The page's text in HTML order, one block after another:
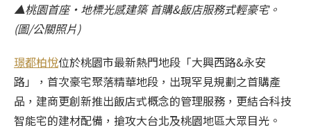
▲桃園首座‧地標光感建築 首購&飯店服務式輕豪宅。
(圖/公關照片)
璟都柏悅位於桃園市最新熱門地段「大興西路&永安
路」，首次豪宅聚落精華地段，出現罕見規劃之首購產
品，建商更創新推出飯店式概念的管理服務，更結合科技
智能宅的建材配備，搶攻大台北及桃園地區大眾目光。